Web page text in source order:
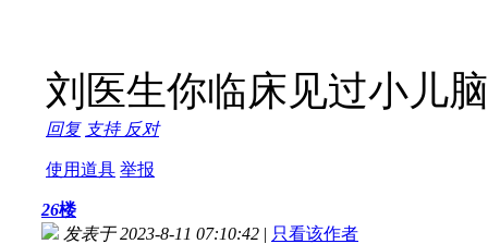
刘医生你临床见过小儿
回复 支持 反对
使用道具 举报
26楼
发表于 2023-8-11 07:10:42 | 只看该作者